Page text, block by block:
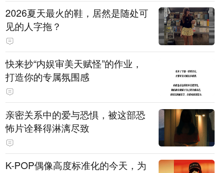
2026夏天最火的鞋，居然是随处可
见的人字拖？
快来抄“内娱审美天赋怪”的作业，
打造你的专属氛围感
亲密关系中的爱与恐惧，被这部恐
怖片诠释得淋漓尽致
K-POP偶像高度标准化的今天，为